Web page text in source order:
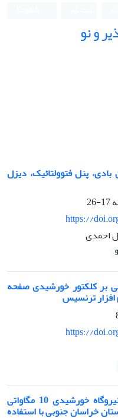
و نو
پنل فتوولتائیک، دیزل
17-26
https://
احمدی
بر کلکتور خورشیدی صفحه
افزار ترنسیس
https://
امکان سنجی فنی- اقتصادی احداث نیروگاه خورشیدی 10 مگاواتی
خراسان جنوبی با استفاده